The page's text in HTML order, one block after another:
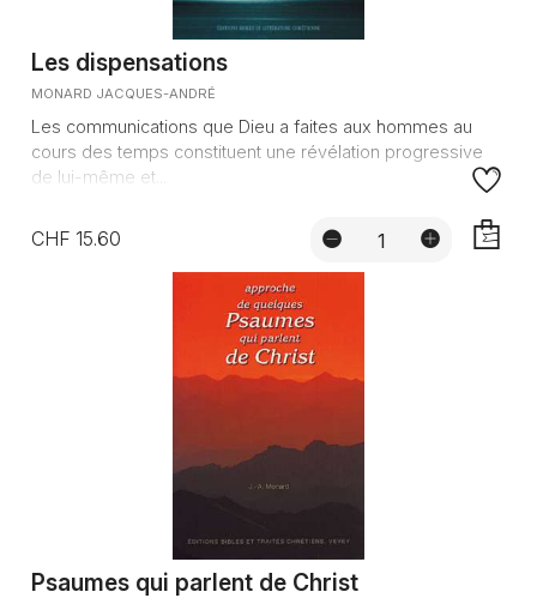
Les dispensations
MONARD JACQUES-ANDRÉ
Les communications que Dieu a faites aux hommes au
cours des temps constituent une révélation progressive
de lui-même et...
CHF 15.60
Psaumes qui parlent de Christ